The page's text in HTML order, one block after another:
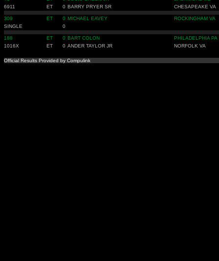
6911
ET 0 BARRY PRYER SR CHESAPEAKE VA
309 ET 0 MICHAEL EAVEY
ROCKINGHAM VA
SINGLE
0
188 ET 0 BART COLON
PHILADELPHIA PA
1016X
ET 0 ANDER TAYLOR JR NORFOLK VA
Official Results Provided by Compulink